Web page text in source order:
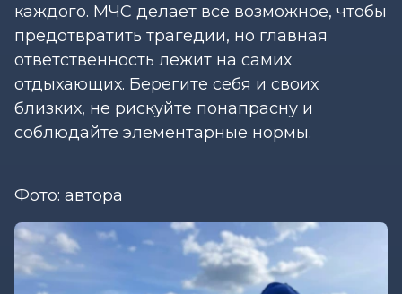
каждого. МЧС делает все возможное, чтобы
предотвратить трагедии, но главная
ответственность лежит на самих
отдыхающих. Берегите себя и своих
близких, не рискуйте понапрасну и
соблюдайте элементарные нормы.
Фото: автора